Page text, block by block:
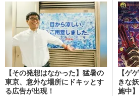
【その発想はなかった】猛暑の
東京、意外な場所にドキッとす
る広告が出現！
【ゲ
きな
施中】